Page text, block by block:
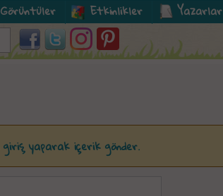
Görüntüler Etkinlikler Yazarlar
giriş yaparak içerik gönder.